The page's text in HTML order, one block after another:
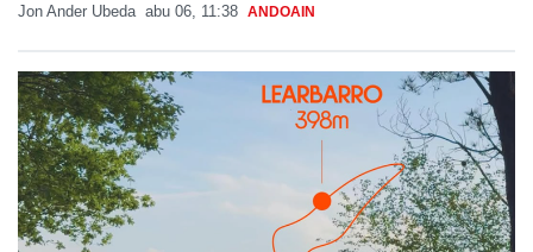
Jon Ander Ubeda abu 06, 11:38 ANDOAIN